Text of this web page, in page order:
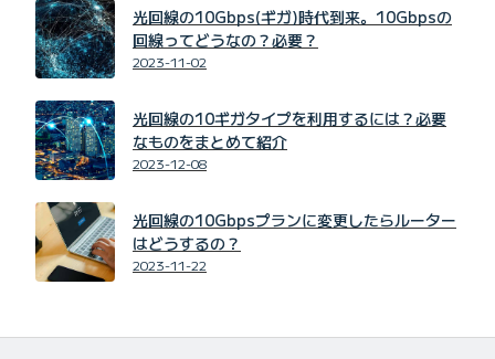
光回線の10Gbps(ギガ)時代到来。10Gbpsの
回線ってどうなの？必要？
2023-11-02
光回線の10ギガタイプを利用するには？必要
なものをまとめて紹介
2023-12-08
光回線の10Gbpsプランに変更したらルーター
はどうするの？
2023-11-22